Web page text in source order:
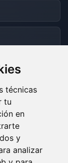
técnicas
tu
en
y
analizar